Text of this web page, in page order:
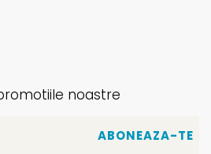
noastre